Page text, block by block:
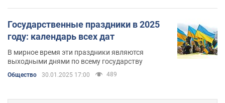
Государственные праздники в 2025
году: календарь всех дат
В мирное время эти праздники являются
выходными днями по всему государству
Общество 30.01.2025 17:00 489